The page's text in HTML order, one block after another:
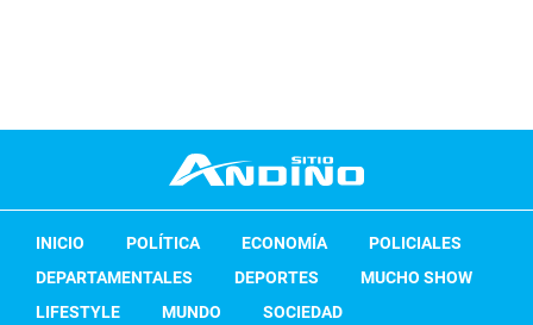
INICIO POLÍTICA ECONOMÍA
POLICIALES
DEPARTAMENTALES
DEPORTES
MUCHO SHOW
LIFESTYLE
MUNDO SOCIEDAD